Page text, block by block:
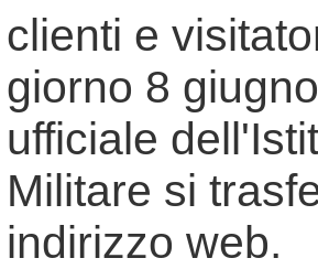
clienti e
giorno 8
ufficiale
Militare si
indirizzo web.